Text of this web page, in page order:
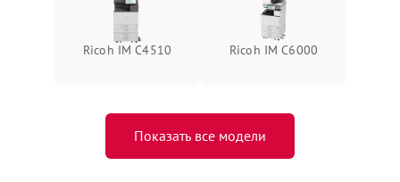
Ricoh IM C4510 Ricoh IM C6000
Показать все модели